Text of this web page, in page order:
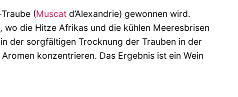
(Muscatd’Alexandrie) gewonnen wird.
wo die Hitze Afrikas und die kühlen Meeresbrisen
der sorgfältigen Trocknung der Trauben in der
konzentrieren. Das Ergebnis ist ein Wein